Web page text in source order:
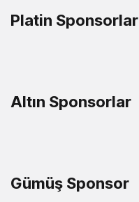
Platin Sponsorlar
Altın Sponsorlar
Gümüş Sponsor